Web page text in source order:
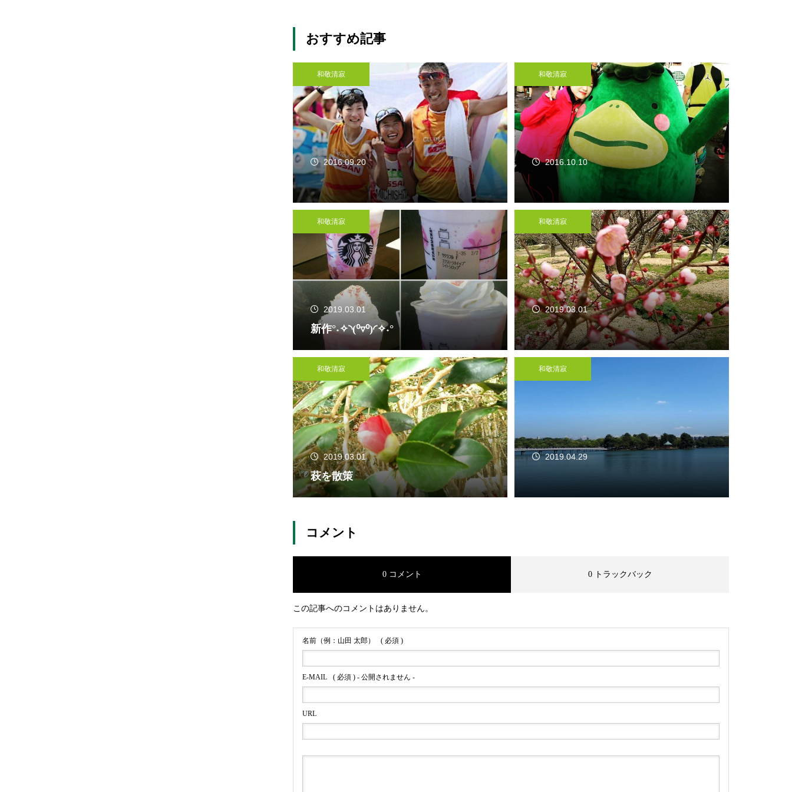
おすすめ記事
和敬清寂
2016.09.20
和敬清寂
2016.10.10
和敬清寂
2019.03.01
新作°˖✧◝(⁰▿⁰)◜✧˖°
和敬清寂
2019.03.01
和敬清寂
2019.03.01
萩を散策
和敬清寂
2019.04.29
コメント
0 コメント 0 トラックバック
この記事へのコメントはありません。
名前（例：山田 太郎） ( 必須 )
E-MAIL ( 必須 ) - 公開されません -
URL